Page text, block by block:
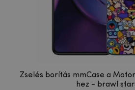
Zselés borítás mmCase a
hez - brawl